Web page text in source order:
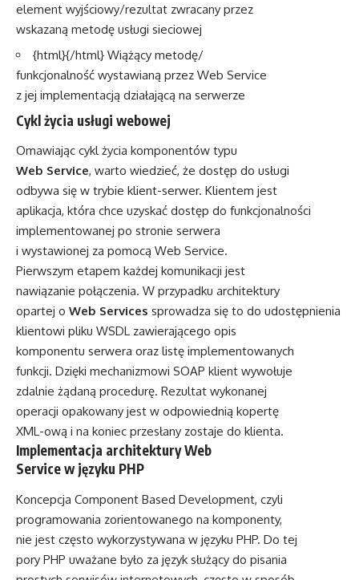
element wyjściowy/rezultat zwracany przez
wskazaną metodę usługi sieciowej
{html}{/html} Wiążący metodę/
funkcjonalność wystawianą przez Web Service
z jej implementacją działającą na serwerze
Cykl życia usługi webowej
Omawiając cykl życia komponentów typu
Web Service, warto wiedzieć, że dostęp do usługi
odbywa się w trybie klient-serwer. Klientem jest
aplikacja, która chce uzyskać dostęp do funkcjonalności
implementowanej po stronie serwera
i wystawionej za pomocą Web Service.
Pierwszym etapem każdej komunikacji jest
nawiązanie połączenia. W przypadku architektury
opartej o Web Services sprowadza się to do udostępnienia
klientowi pliku WSDL zawierającego opis
komponentu serwera oraz listę implementowanych
funkcji. Dzięki mechanizmowi SOAP klient wywołuje
zdalnie żądaną procedurę. Rezultat wykonanej
operacji opakowany jest w odpowiednią kopertę
XML-ową i na koniec przesłany zostaje do klienta.
Implementacja architektury Web
Service w języku PHP
Koncepcja Component Based Development, czyli
programowania zorientowanego na komponenty,
nie jest często wykorzystywana w języku PHP. Do tej
pory PHP uważane było za język służący do pisania